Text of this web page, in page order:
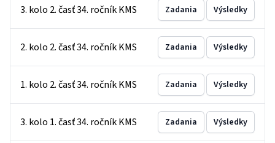
3. kolo 2. časť 34. ročník KMS Zadania Výsledky
2. kolo 2. časť 34. ročník KMS Zadania Výsledky
1. kolo 2. časť 34. ročník KMS Zadania Výsledky
3. kolo 1. časť 34. ročník KMS Zadania Výsledky